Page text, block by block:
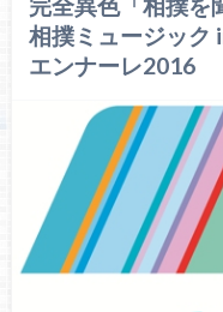
完全異色「相撲
相撲ミュージッ
エンナーレ2016